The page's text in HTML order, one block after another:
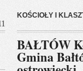
KOŚCIOŁY I
BAŁTÓW
Gmina